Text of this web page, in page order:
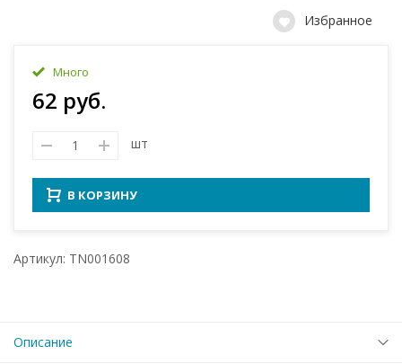
Избранное
Много
62 руб.
шт
В КОРЗИНУ
Артикул: TN001608
Описание